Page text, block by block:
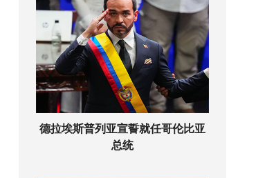
德拉埃斯普列亚宣誓就任哥伦比亚
总统